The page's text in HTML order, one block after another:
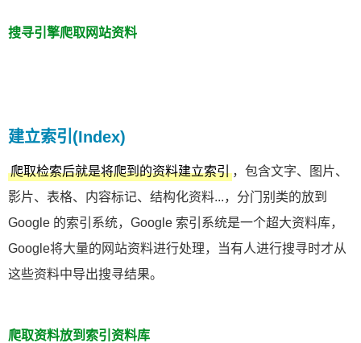
搜寻引擎爬取网站资料
建立索引(Index)
爬取检索后就是将爬到的资料建立索引 ，包含文字、图片、
影片、表格、内容标记、结构化资料...，分门别类的放到
Google 的索引系统，Google 索引系统是一个超大资料库，
Google将大量的网站资料进行处理，当有人进行搜寻时才从
这些资料中导出搜寻结果。
爬取资料放到索引资料库